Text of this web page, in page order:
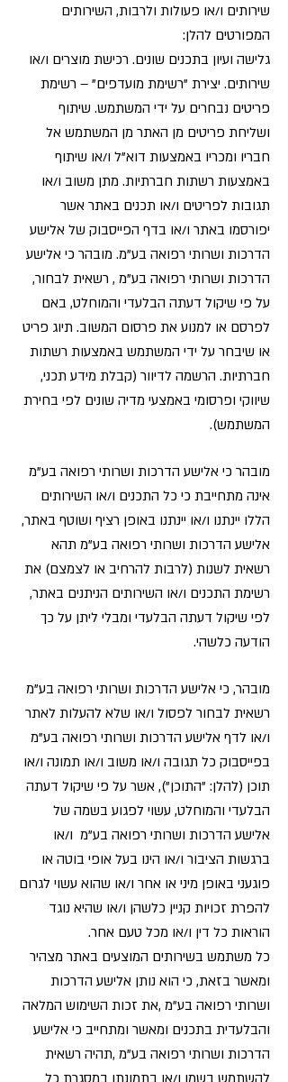
שירותים ו/או פעולות ולרבות, השירותים
המפורטים להלן:
גלישה ועיון בתכנים שונים. רכישת מוצרים ו/או
שירותים. יצירת "רשימת מועדפים" – רשימת
פריטים נבחרים על ידי המשתמש. שיתוף
ושליחת פריטים מן האתר מן המשתמש אל
חבריו ומכריו באמצעות דוא"ל ו/או שיתוף
באמצעות רשתות חברתיות. מתן משוב ו/או
תגובות לפריטים ו/או תכנים באתר אשר
יפורסמו באתר ו/או בדף הפייסבוק של אלישע
הדרכות ושרותי רפואה בע"מ. מובהר כי אלישע
הדרכות ושרותי רפואה בע"מ , רשאית לבחור,
על פי שיקול דעתה הבלעדי והמוחלט, באם
לפרסם או למנוע את פרסום המשוב. תיוג פריט
או שיבחר על ידי המשתמש באמצעות רשתות
חברתיות. הרשמה לדיוור (קבלת מידע תכני,
שיווקי ופרסומי באמצעי מדיה שונים לפי בחירת
המשתמש).
מובהר כי אלישע הדרכות ושרותי רפואה בע"מ
אינה מתחייבת כי כל התכנים ו/או השירותים
הללו יינתנו ו/או יינתנו באופן רציף ושוטף באתר,
אלישע הדרכות ושרותי רפואה בע"מ תהא
רשאית לשנות (לרבות להרחיב או לצמצם) את
רשימת התכנים ו/או השירותים הניתנים באתר,
לפי שיקול דעתה הבלעדי ומבלי ליתן על כך
הודעה כלשהי.
מובהר, כי אלישע הדרכות ושרותי רפואה בע"מ
רשאית לבחור לפסול ו/או שלא להעלות לאתר
ו/או לדף אלישע הדרכות ושרותי רפואה בע"מ
בפייסבוק כל תגובה ו/או משוב ו/או תמונה ו/או
תוכן (להלן: "התוכן"), אשר על פי שיקול דעתה
הבלעדי והמוחלט, עשוי לפגוע בשמה של
אלישע הדרכות ושרותי רפואה בע"מ ו/או
ברגשות הציבור ו/או הינו בעל אופי בוטה או
פוגעני באופן מיני או אחר ו/או שהוא עשוי לגרום
להפרת זכויות קניין כלשהן ו/או שהיא נוגד
הוראות כל דין ו/או מכל טעם אחר.
כל משתמש בשירותים המוצעים באתר מצהיר
ומאשר בזאת, כי הוא נותן אלישע הדרכות
ושרותי רפואה בע"מ ,את זכות השימוש המלאה
והבלעדית בתכנים ומאשר ומתחייב כי אלישע
הדרכות ושרותי רפואה בע"מ ,תהיה רשאית
להשתמש בשמו ו/או בתמונתו במסגרת כל